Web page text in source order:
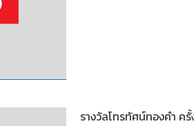
รางวัลโทรทัศน์ทองคำ ค